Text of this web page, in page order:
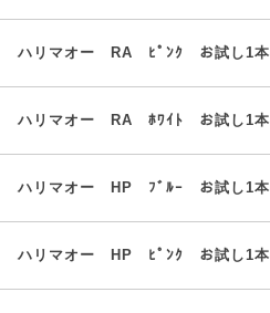
ハリマオー RA ﾋﾟﾝｸ お試し1本
ハリマオー RA ﾎﾜｲﾄ お試し1本
ハリマオー HP ﾌﾞﾙｰ お試し1本
ハリマオー HP ﾋﾟﾝｸ お試し1本